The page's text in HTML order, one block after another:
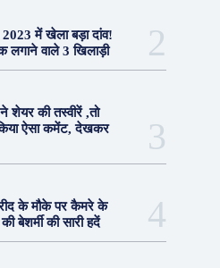
में खेला बड़ा दांव!
लगाने वाले 3 खिलाड़ी
की तस्वीरें ,तो
ऐसा कमेंट, देखकर
के मौके पर कैमरे के
बेशर्मी की सारी हदें